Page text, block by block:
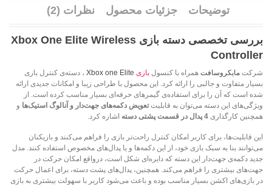
توضیحات جزئیات محصول نظرات (2)
بررسی تخصصی دسته بازی Xbox One Elite Wireless
Controller
شرکت مایکروسافت همراه با کنسول بازی Xbox one Elite ، دسته‌ی کنترل بازی
بسیار متفاوت و جالبی را ارائه کرد. این محصول با طراحی زیبا و امکانات جدیدی ارائه
شده است که آن را برای استفاده‌ی گیمرهای حرفه‌ای بسیار مناسب کرده است. از
ویژگی‌های این دسته می‌توان به قابلیتتعویض دکمه‌های جهت‌دار و آنالوگ استیک‌ها و
همچنین کارگذاری 4 پدال در قسمت پشتی دسته اشاره کرد.
این قابلیت‌ها، برای کاربر امکان کنترل راحت‌تر بازی را فراهم می‌کنند و بازیکنان
می‌توانند بنا به سبک بازی خود، از این دکمه‌ها و یا پدال‌های مخصوص استفاده کنند. مدل
جدید دکمه‌ی جهت‌دار این دسته که دایره‌ای شکل است، درواقع امکان حرکت‌ در
جهت‌های بیشتری را فراهم می‌کند. همچنین، پدال‌های پشت دسته، برای اعمال حرکت
در بازی‌های اکشن بسیار مناسب بوده و باعث می‌شود کاربر با سهولت بیشتری به بازی